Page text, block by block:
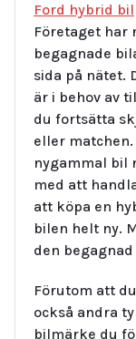
Ford hybrid bil
Företaget har
begagnade
sida på nätet.
är i behov av
du fortsätta
eller
nygammal bil
med att
att köpa en
bilen helt ny.
den
Förutom att
också andra
bilmärke du